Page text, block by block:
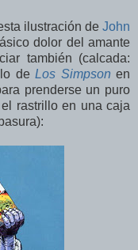
ilustración de John
dolor del amante
también (calcada:
deLos Simpson en
prenderse un puro
rastrillo en una caja